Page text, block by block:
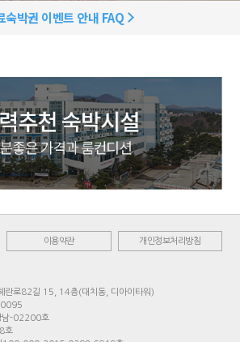
숙박권 이벤트 안내 FAQ
이용약관 개인정보처리방침
란로82길 15, 14층(대치동, 디아이타워)
남-02200호
호